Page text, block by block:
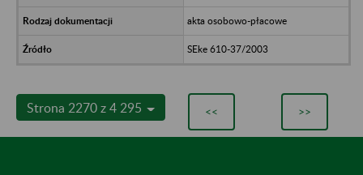
akta osobowo-płacowe
SEke 610-37/2003
Strona 2270 z 4 295 << >>